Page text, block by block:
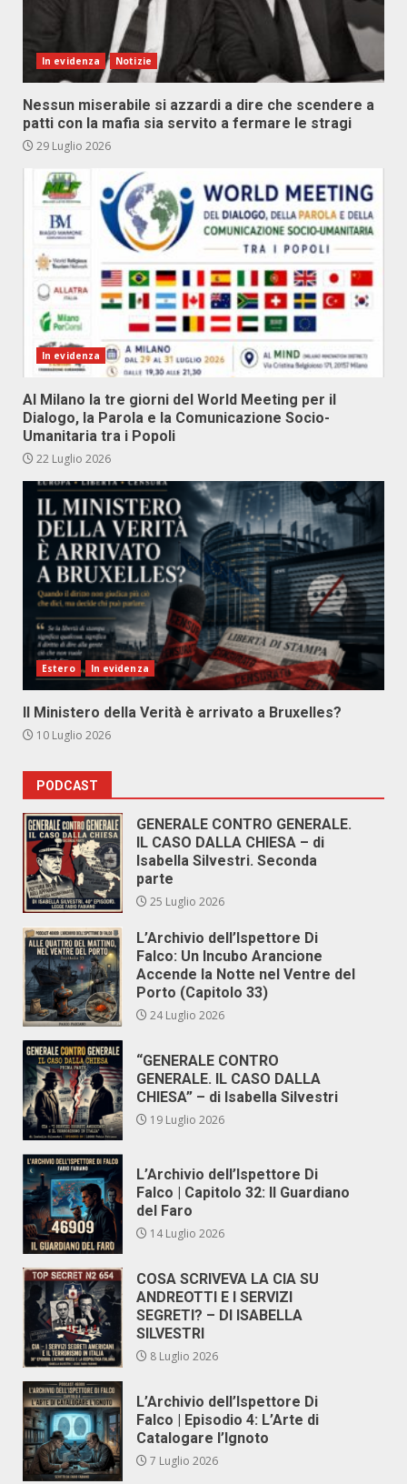
In evidenza Notizie
Nessun miserabile si azzardi a dire che scendere a
patti con la mafia sia servito a fermare le stragi
29 Luglio 2026
In evidenza
Al Milano la tre giorni del World Meeting per il
Dialogo, la Parola e la Comunicazione Socio-
Umanitaria tra i Popoli
22 Luglio 2026
Estero In evidenza
Il Ministero della Verità è arrivato a Bruxelles?
10 Luglio 2026
PODCAST
GENERALE CONTRO GENERALE.
IL CASO DALLA CHIESA – di
Isabella Silvestri. Seconda
parte
25 Luglio 2026
L’Archivio dell’Ispettore Di
Falco: Un Incubo Arancione
Accende la Notte nel Ventre del
Porto (Capitolo 33)
24 Luglio 2026
“GENERALE CONTRO
GENERALE. IL CASO DALLA
CHIESA” – di Isabella Silvestri
19 Luglio 2026
L’Archivio dell’Ispettore Di
Falco | Capitolo 32: Il Guardiano
del Faro
14 Luglio 2026
COSA SCRIVEVA LA CIA SU
ANDREOTTI E I SERVIZI
SEGRETI? – DI ISABELLA
SILVESTRI
8 Luglio 2026
L’Archivio dell’Ispettore Di
Falco | Episodio 4: L’Arte di
Catalogare l’Ignoto
7 Luglio 2026